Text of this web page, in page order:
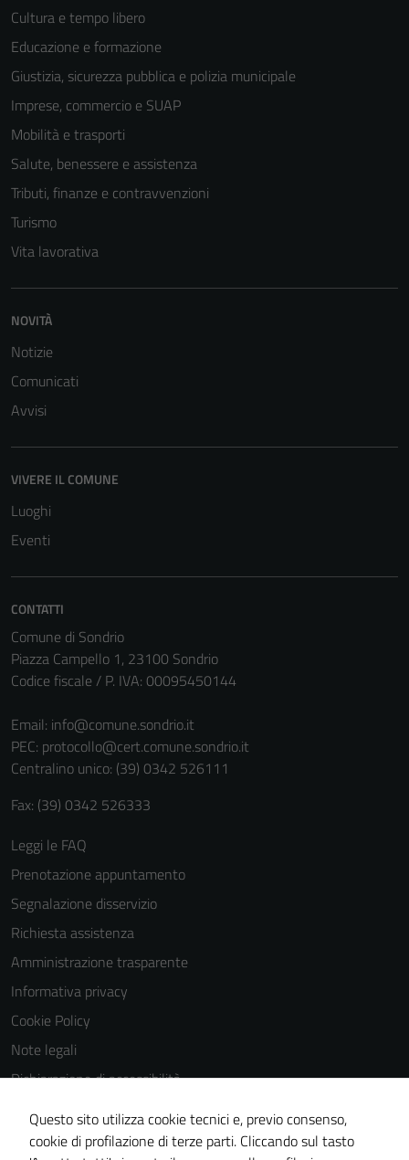
Cultura e tempo libero
Educazione e formazione
Giustizia, sicurezza pubblica e polizia municipale
Imprese, commercio e SUAP
Mobilità e trasporti
Salute, benessere e assistenza
Tributi, finanze e contravvenzioni
Turismo
Vita lavorativa
NOVITÀ
Notizie
Comunicati
Avvisi
VIVERE IL COMUNE
Luoghi
Eventi
CONTATTI
Comune di Sondrio
Piazza Campello 1, 23100 Sondrio
Codice fiscale / P. IVA: 00095450144
Email: info@comune.sondrio.it
PEC: protocollo@cert.comune.sondrio.it
Centralino unico: (39) 0342 526111
Fax: (39) 0342 526333
Leggi le FAQ
Prenotazione appuntamento
Segnalazione disservizio
Richiesta assistenza
Amministrazione trasparente
Informativa privacy
Cookie Policy
Note legali
Dichiarazione di accessibilità
Dichiarazione di accessibilità Servizi
Whistleblowing
Questo sito utilizza cookie tecnici e, previo consenso,
cookie di profilazione di terze parti. Cliccando sul tasto
funzionamento
Questi cookie
personali.